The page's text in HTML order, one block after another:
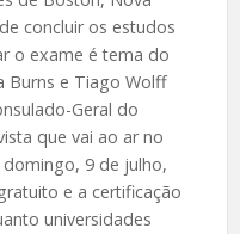
concluir os estudos
o exame é tema do
Burns e Tiago Wolff
Geral do
que vai ao ar no
domingo, 9 de julho,
e a certificação
universidades